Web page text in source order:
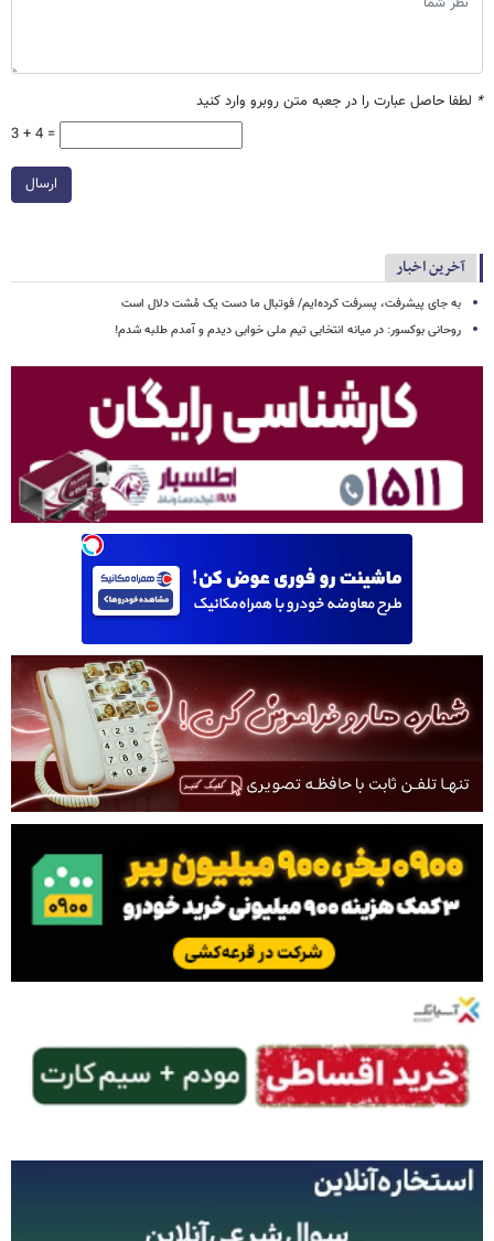
* لطفا حاصل عبارت را در جعبه متن روبرو وارد کنید
3 + 4 =
ارسال
آخرین اخبار
به جای پیشرفت، پسرفت کرده‌ایم/ فوتبال ما دست یک مُشت دلال است
روحانی بوکسور: در میانه انتخابی تیم ملی خوابی دیدم و آمدم طلبه شدم!